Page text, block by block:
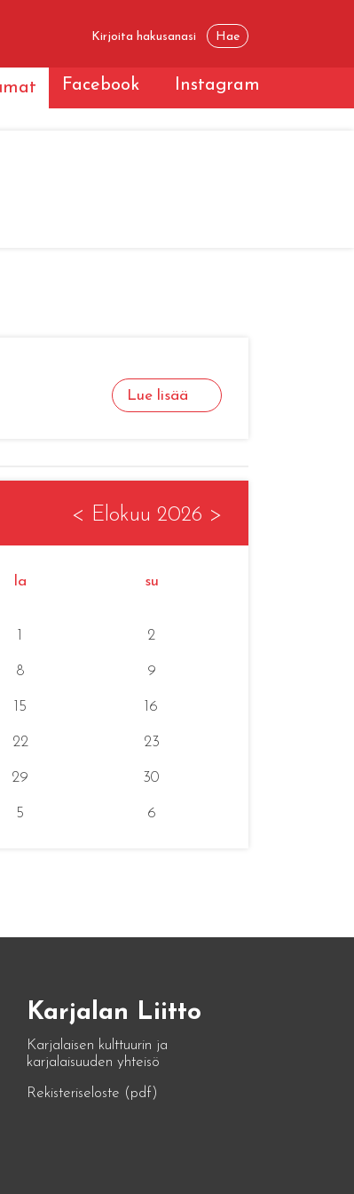
Facebook Instagram
Lue lisää
< Elokuu 2026 >
la su
2
8 9
15 16
22 23
29 30
5 6
Karjalan Liitto
Karjalaisen kulttuurin ja
karjalaisuuden yhteisö
Rekisteriseloste (pdf)